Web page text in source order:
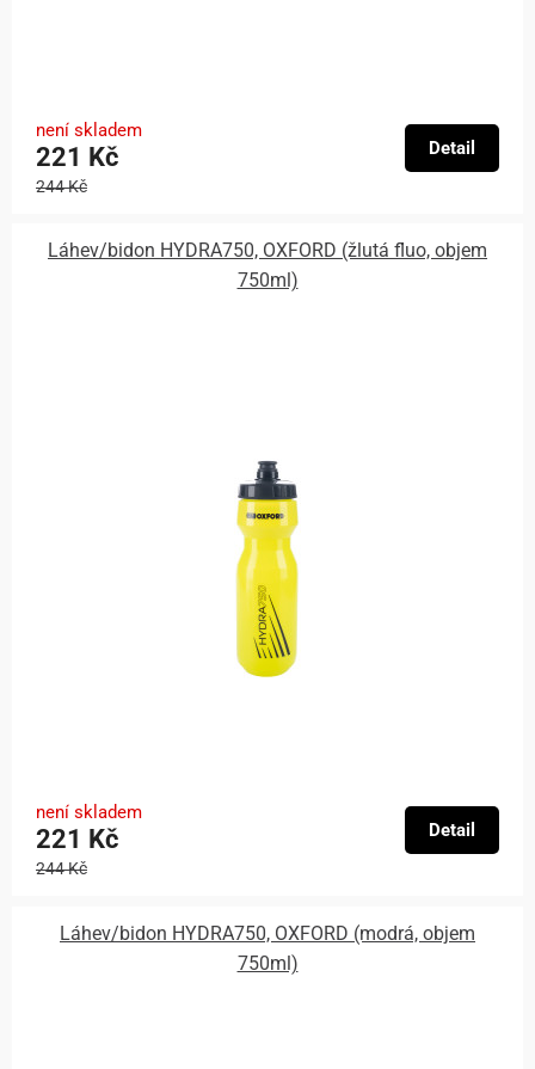
není skladem
221 Kč
244 Kč
Detail
Láhev/bidon HYDRA750, OXFORD (žlutá fluo, objem
750ml)
není skladem
221 Kč
244 Kč
Detail
Láhev/bidon HYDRA750, OXFORD (modrá, objem
750ml)